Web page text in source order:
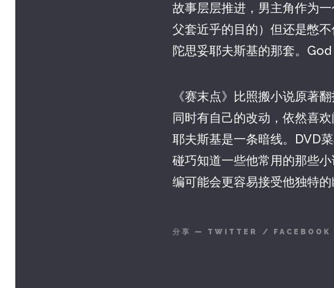
故事层层推进，男主角作为
父套近乎的目的）但还是憋
陀思妥耶夫斯基的那套。
《赛末点》比照搬小说原著
同时有自己的改动，依然喜
耶夫斯基是一条暗线。DVD
碰巧知道一些他常用的那些
编可能会更容易接受他独特
分享 — TWITTER / FACEBOOK